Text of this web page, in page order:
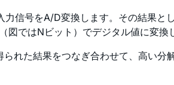
信号をA/D変換します。その結果
ではNビット）でデジタル値に変換
れた結果をつなぎ合わせて、高い